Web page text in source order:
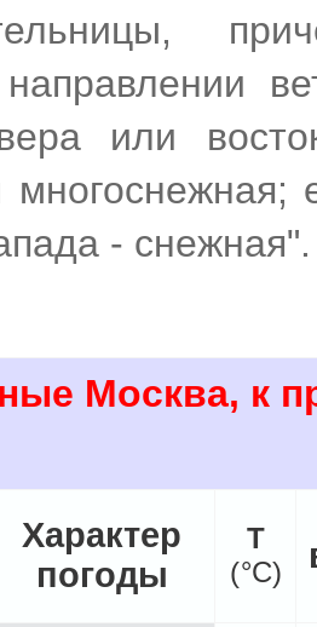
или
многоснежная;
-
Москва, к
Характер
погоды
Т
(°C)